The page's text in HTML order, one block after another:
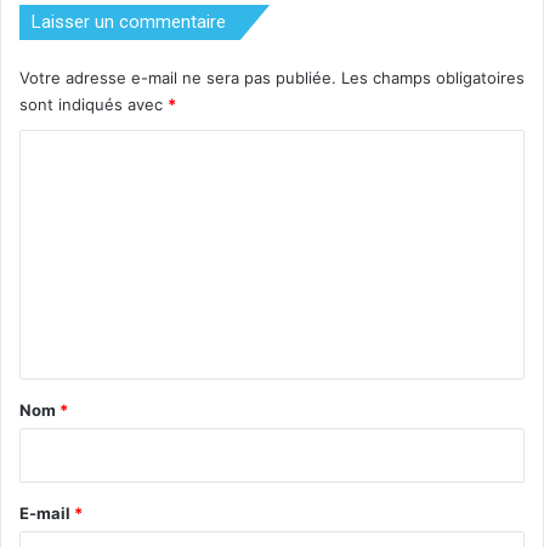
Laisser un commentaire
Votre adresse e-mail ne sera pas publiée. Les champs obligatoires
sont indiqués avec *
a
e
Nom *
E-mail *